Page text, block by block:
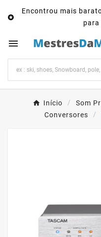

Encontrou mais
para

Início Som
Conversores